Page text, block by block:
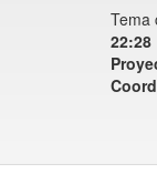
Tema
22:28